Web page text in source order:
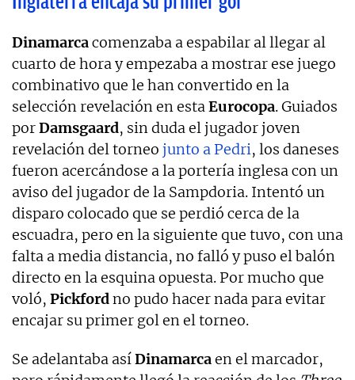
Dinamarcacomenzaba a espabilar al llegar al
cuarto de hora y empezaba a mostrar ese juego
combinativo que le han convertido en la
selección revelación en estaEurocopa. Guiados
porDamsgaard, sin duda el jugador joven
revelación del torneo junto a Pedri, los daneses
fueron acercándose a la portería inglesa con un
aviso del jugador de la Sampdoria. Intentó un
disparo colocado que se perdió cerca de la
escuadra, pero en la siguiente que tuvo, con una
falta a media distancia, no falló y puso el balón
directo en la esquina opuesta. Por mucho que
voló, Pickfordno pudo hacer nada para evitar
encajar su primer gol en el torneo.
Se adelantaba asíDinamarcaen el marcador,